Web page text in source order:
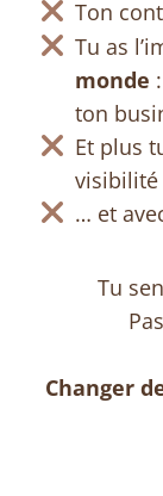
Ton
Tu as
monde
ton
Et plus
… et
Tu
Changer